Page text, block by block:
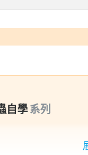
自學系列